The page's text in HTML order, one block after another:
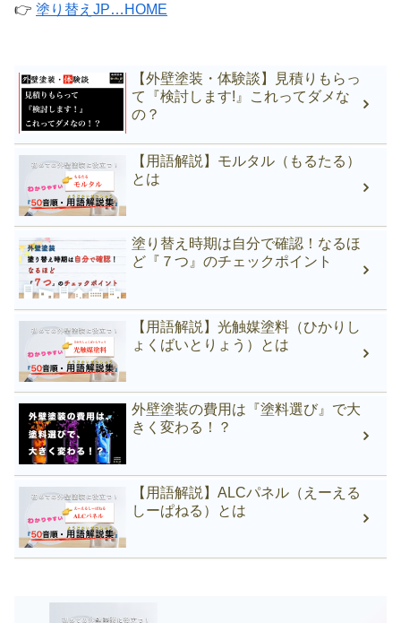
👉 塗り替えJP…HOME
【外壁塗装・体験談】見積りもらっ
て『検討します!』これってダメな
の？
【用語解説】モルタル（もるたる）
とは
塗り替え時期は自分で確認！なるほ
ど『７つ』のチェックポイント
【用語解説】光触媒塗料（ひかりし
ょくばいとりょう）とは
外壁塗装の費用は『塗料選び』で大
きく変わる！？
【用語解説】ALCパネル（えーえる
しーぱねる）とは